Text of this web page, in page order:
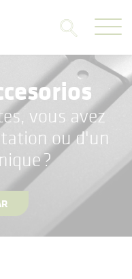
vous avez
ou d'un
?